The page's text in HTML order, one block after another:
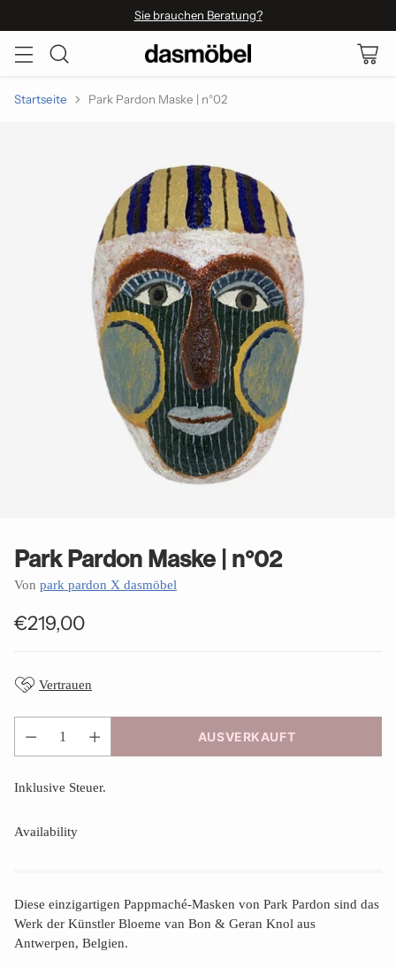
Sie brauchen Beratung?
Startseite Park Pardon Maske | n°02
Park Pardon Maske | n°02
Von park pardon X dasmöbel
Normaler
€219,00
Vertrauen
Anzahl
AUSVERKAUFT
Inklusive Steuer.
Availability
Diese einzigartigen Pappmaché-Masken von Park Pardon sind das
Werk der Künstler Bloeme van Bon & Geran Knol aus
Antwerpen, Belgien.